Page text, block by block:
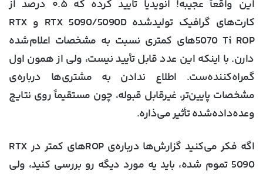
این واقعاً عجیبه! انویدیا تایید کرده که ۰.۵ درصد از
کارت‌های گرافیک تولیدشده RTX 5090/5090D و RTX
5070 Ti ROPهای کمتری نسبت به مشخصات اعلام‌شده
دارن. با اینکه این عدد قابل تأیید نیست، ولی از همون اول
گمراه‌کننده‌ست. اطلاع ندادن به مشتری‌ها درباره‌ی
مشخصات پایین‌تر، غیرقابل قبوله، چون مستقیماً روی نتایج
وعده‌داده‌شده تأثیر می‌ذاره.
اگه فکر می‌کنید گزارش‌ها درباره‌ی ROPهای کمتر در RTX
5090 تموم شده، باید یه مورد دیگه رو بررسی کنید، ولی